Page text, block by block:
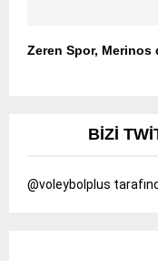
Zeren Spor, Merinos
BIZI
@voleybolplus